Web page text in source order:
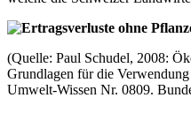
(Quelle: Paul Schudel, 2008:
Grundlagen für die
Umwelt‐Wissen Nr. 0809.